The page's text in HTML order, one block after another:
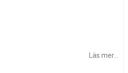
Läs mer...